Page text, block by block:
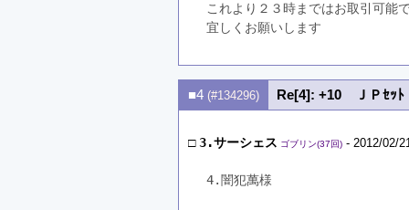
これより２３時まではお取引可能
宜しくお願いします
■4 (#134296) Re[4]: +10 ＪＰｾｯﾄ
□3.サーシェス ゴブリン(37回) - 2012/02/
4.闇犯萬様